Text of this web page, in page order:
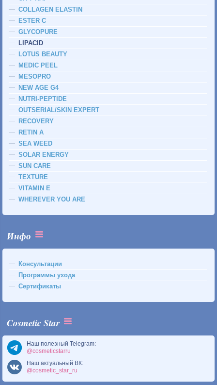
COLLAGEN ELASTIN
ESTER C
GLYCOPURE
LIPACID
LOTUS BEAUTY
MEDIC PEEL
MESOPRO
NEW AGE G4
NUTRI-PEPTIDE
OUTSERIAL/SKIN EXPERT
RECOVERY
RETIN A
SEA WEED
SOLAR ENERGY
SUN CARE
TEXTURE
VITAMIN E
WHEREVER YOU ARE
Инфо
Консультации
Программы ухода
Сертификаты
Cosmetic Star
Наш полезный Telegram:
@cosmeticstarru
Наш актуальный ВК:
@cosmetic_star_ru